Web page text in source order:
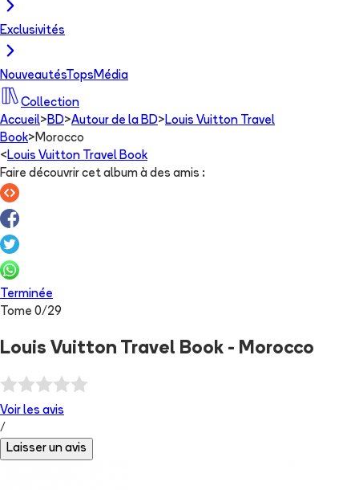
Exclusivités
NouveautésTops Média
Collection
Accueil> BD>Autour de la BD> Louis Vuitton Travel
Book> Morocco
< Louis Vuitton Travel Book
Faire découvrir cet album à des amis :
Terminée
Tome 0/29
Louis Vuitton Travel Book - Morocco
Voir les avis
/
Laisser un avis